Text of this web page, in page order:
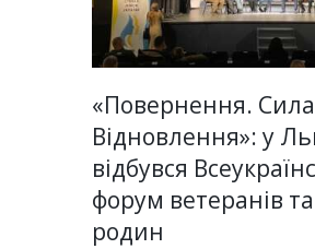
«Повернення.
Відновлення»: у
відбувся
форум ветеранів та
родин